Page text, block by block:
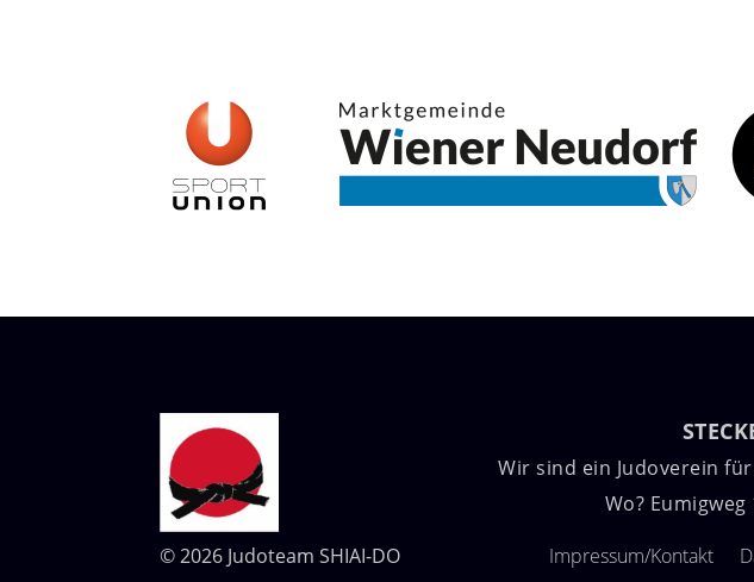
Wir sind ein Judoverein
Wo?
© 2026 Judoteam SHIAI-DO
Impressum/Kontakt